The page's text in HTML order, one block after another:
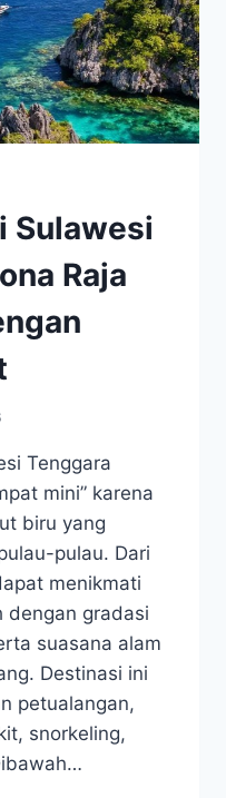
Sulawesi
Raja
Tenggara
mini” karena
biru yang
pulau. Dari
menikmati
dengan gradasi
suasana alam
Destinasi ini
petualangan,
snorkeling,